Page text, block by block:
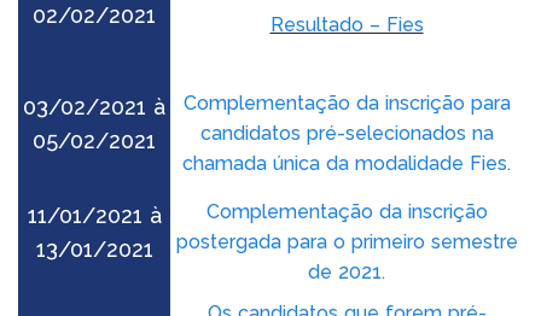
02/02/2021 Resultado – Fies
03/02/2021 à
05/02/2021
Complementação da inscrição para
candidatos pré-selecionados na
chamada única da modalidade Fies.
11/01/2021 à
13/01/2021
Complementação da inscrição
postergada para o primeiro semestre
de 2021.